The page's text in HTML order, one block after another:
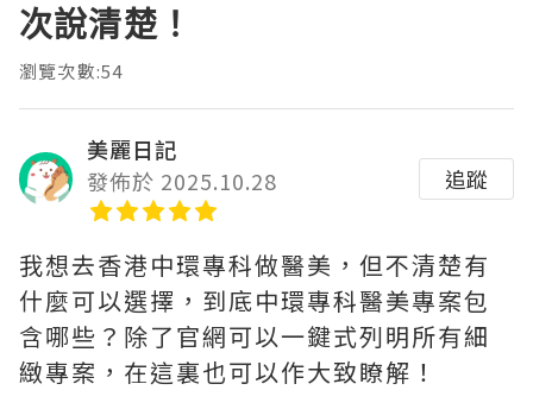
次說清楚！
瀏覽次數:54
美麗日記
發佈於 2025.10.28
追蹤
我想去香港中環專科做醫美，但不清楚有
什麼可以選擇，到底中環專科醫美專案包
含哪些？除了官網可以一鍵式列明所有細
緻專案，在這裏也可以作大致瞭解！